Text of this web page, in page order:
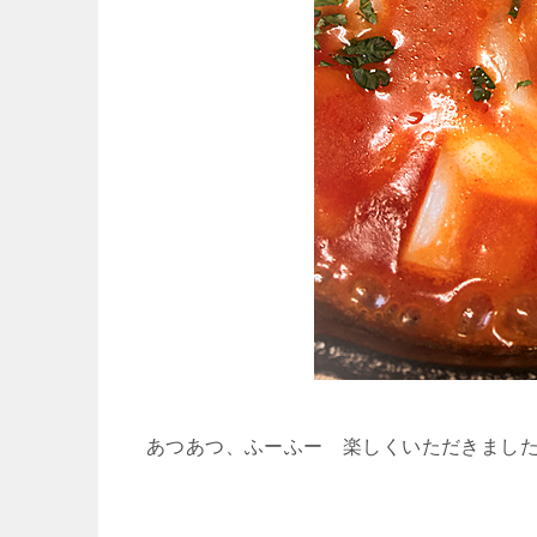
あつあつ、ふーふー 楽しくいただきまし